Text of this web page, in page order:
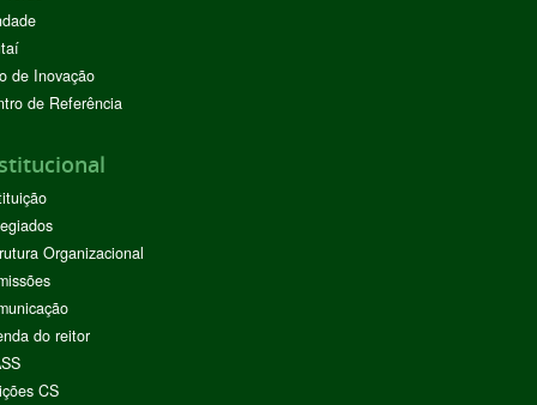
de Inovação
de Referência
Organizacional
do reitor
CS